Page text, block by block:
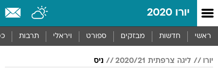
יורו 2020
ראשי חדשות מבזקים ספורט ויראלי תרבות
יורו ליגה צרפתית 2020/21 ניס